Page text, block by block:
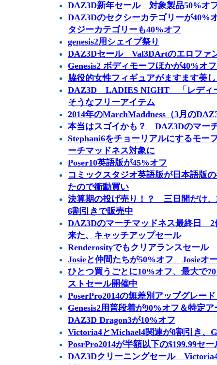
DAZ3D新年セール 対象製品50%オ
DAZ3Dのセクシーカテゴリーが
タジーカテゴリーも40%オフ
genesis2用シェイプ祭り
DAZ3Dセール Val3DArtのエロファ
Genesis2 ボディモーフほかが40%オ
脇役的女性フィギュアがますます
DAZ3D LADIES NIGHT 「レディ
そうなフリーアイテム
2014年のMarchMaddness（3月の
本当はスゴイかも？ DAZ3Dのマー
Stephani6をチョーリアルにするモー
ーチマッドネス対象に
Poser10英語版が45%オフ
コミックスタジオ英語版が日本語版
たので衝動買い
決算期の投げ売り！？ 三日間だけ、
6割引きで販売中
DAZ3Dのマーチマッドネス最終日 2
来た、キャッチアップセール
Renderosityでもクリアランスセール
Josieと仲間たちが50%オフ Josieオ
ひとつ買うごとに10%オフ、最大で
ストセール開催中
PoserPro2014の無差別アップグレー
Genesis2用普段着が90%オフ＆特定
DAZ3D Dragon3が10%オフ
Victoria4とMichael4関連が8割引き、
PosrPro2014が半額以下の$199.99セ
DAZ3Dクリーニングセール